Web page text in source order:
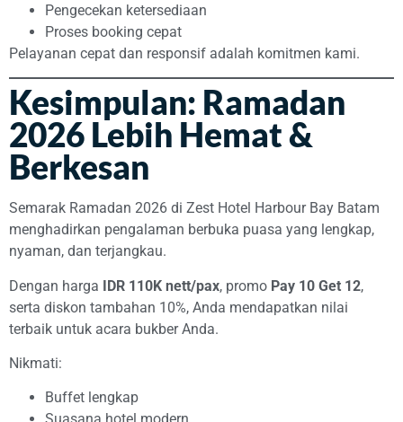
Pengecekan ketersediaan
Proses booking cepat
Pelayanan cepat dan responsif adalah komitmen kami.
Kesimpulan: Ramadan
2026 Lebih Hemat &
Berkesan
Semarak Ramadan 2026 di Zest Hotel Harbour Bay Batam
menghadirkan pengalaman berbuka puasa yang lengkap,
nyaman, dan terjangkau.
Dengan harga IDR 110K nett/pax, promo Pay 10 Get 12,
serta diskon tambahan 10%, Anda mendapatkan nilai
terbaik untuk acara bukber Anda.
Nikmati:
Buffet lengkap